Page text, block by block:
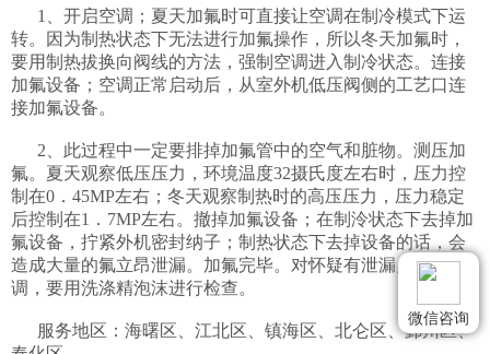
转。因为制热状态下无法进行加氟操作，所以冬天加氟时，
要用制热拔换向阀线的方法，强制空调进入制冷状态。连接
加氟设备；空调正常启动后，从室外机低压阀侧的工艺口连
接加氟设备。
氟。夏天观察低压压力，环境温度32摄氏度左右时，压力控
制在0．45MP左右；冬天观察制热时的高压压力，压力稳定
后控制在1．7MP左右。撤掉加氟设备；在制泠状态下去掉加
氟设备，拧紧外机密封纳子；制热状态下去掉设备的话，会
造成大量的氟立昂泄漏。加氟完毕。对怀疑有泄漏点的空
调，要用洗涤精泡沫进行检查。
微信咨询